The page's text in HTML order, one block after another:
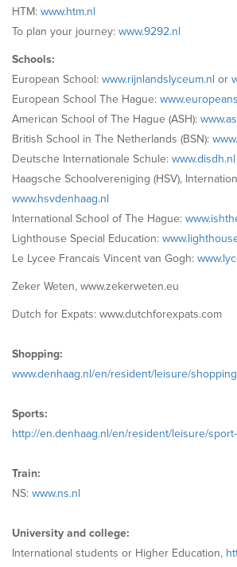
HTM: www.htm.nl
To plan your journey: www.9292.nl
Schools:
European School: www.rijnlandslyceum.nl or
European School The Hague:
American School of The Hague (ASH):
British School in The Netherlands (BSN):
Deutsche Internationale Schule: www.disdh.nl
Haagsche Schoolvereniging (HSV),
www.hsvdenhaag.nl
International School of The Hague:
Lighthouse Special Education:
Le Lycee Francais Vincent van Gogh:
Zeker Weten, www.zekerweten.eu
Dutch for Expats: www.dutchforexpats.com
Shopping:
www.denhaag.nl/en/resident/leisure/
Sports:
http://en.denhaag.nl/en/resident/leisure/
Train:
NS: www.ns.nl
University and college:
International students or Higher Education,